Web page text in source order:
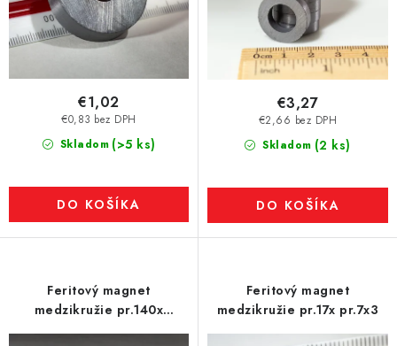
v
Skladom (>5 ks)
€0,83 bez DPH
€1,02
DO KOŠÍKA
Skladom (2 ks)
€2,66 bez DPH
€3,27
DO KOŠÍKA
Feritový magnet
medzikružie pr.140x
pr.57x20
Feritový magnet
medzikružie pr.17x pr.7x3